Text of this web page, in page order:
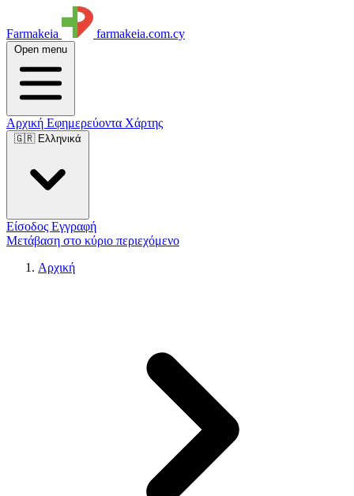
Farmakeia farmakeia.com.cy
Open menu
Αρχική Εφημερεύοντα Χάρτης
🇬🇷 Ελληνικά
Είσοδος Εγγραφή
Μετάβαση στο κύριο περιεχόμενο
Αρχική